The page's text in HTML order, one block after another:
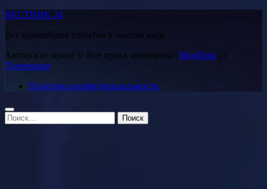
ВЕСТНИК 24
Все важнейшие события в чистом виде
Авторские права © Все права защищены | BlogData от
Themeansar.
Политика конфиденциальности
Найти: